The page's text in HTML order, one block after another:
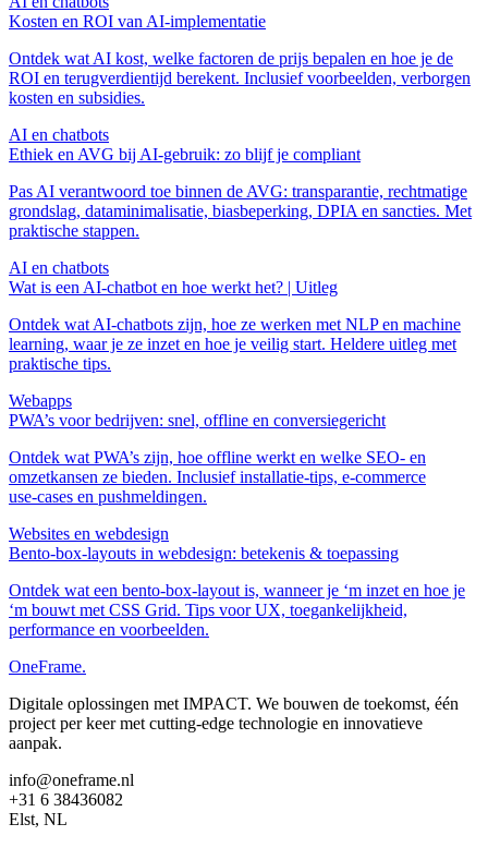
Kosten en ROI van AI‑implementatie
Ontdek wat AI kost, welke factoren de prijs bepalen en hoe je de
ROI en terugverdientijd berekent. Inclusief voorbeelden, verborgen
kosten en subsidies.
AI en chatbots
Ethiek en AVG bij AI‑gebruik: zo blijf je compliant
Pas AI verantwoord toe binnen de AVG: transparantie, rechtmatige
grondslag, dataminimalisatie, biasbeperking, DPIA en sancties. Met
praktische stappen.
AI en chatbots
Wat is een AI‑chatbot en hoe werkt het? | Uitleg
Ontdek wat AI‑chatbots zijn, hoe ze werken met NLP en machine
learning, waar je ze inzet en hoe je veilig start. Heldere uitleg met
praktische tips.
Webapps
PWA’s voor bedrijven: snel, offline en conversiegericht
Ontdek wat PWA’s zijn, hoe offline werkt en welke SEO- en
omzetkansen ze bieden. Inclusief installatie‑tips, e‑commerce
use‑cases en pushmeldingen.
Websites en webdesign
Bento‑box‑layouts in webdesign: betekenis & toepassing
Ontdek wat een bento‑box‑layout is, wanneer je ‘m inzet en hoe je
‘m bouwt met CSS Grid. Tips voor UX, toegankelijkheid,
performance en voorbeelden.
OneFrame.
Digitale oplossingen met IMPACT. We bouwen de toekomst, één
project per keer met cutting-edge technologie en innovatieve
aanpak.
info@oneframe.nl
+31 6 38436082
Elst, NL